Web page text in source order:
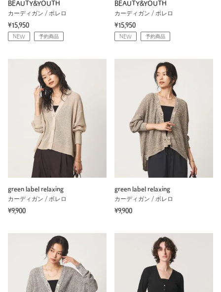
BEAUTY&YOUTH
カーディガン / ボレロ
¥15,950
NEW 予約商品
BEAUTY&YOUTH
カーディガン / ボレロ
¥15,950
NEW 予約商品
green label relaxing
カーディガン / ボレロ
¥9,900
green label relaxing
カーディガン / ボレロ
¥9,900